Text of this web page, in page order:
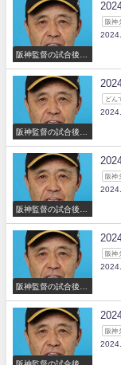
阪神監督の試合後の
コメント
阪神
阪神監督の試合後の
コメント
どん
阪神監督の試合後の
コメント
阪神
阪神監督の試合後の
コメント
阪神
阪神